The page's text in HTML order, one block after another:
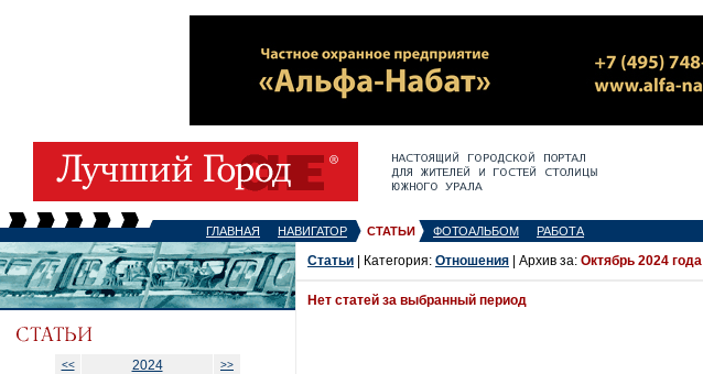
ГЛАВНАЯ НАВИГАТОР СТАТЬИ ФОТОАЛЬБОМ РАБОТА
<< 2024
>>
Статьи | Категория: Отношения | Архив за: Октябрь 2024 года
Нет статей за выбранный период